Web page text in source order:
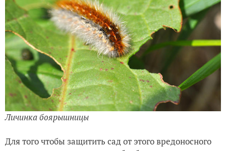
Личинка боярышницы
Для того чтобы защитить сад от этого вредоносного